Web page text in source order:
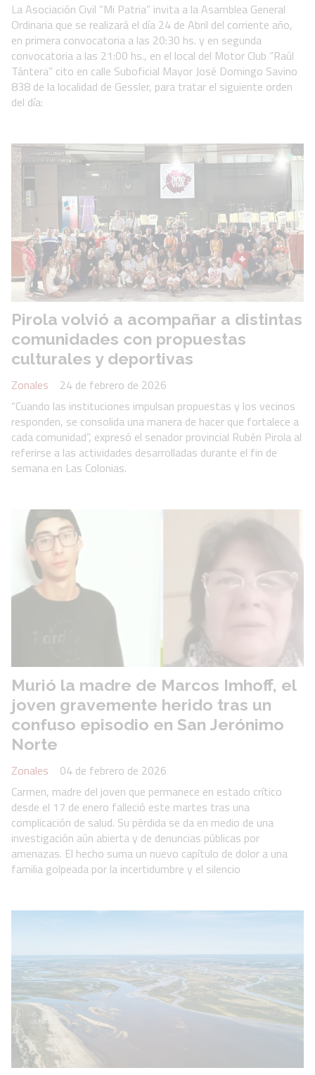
La Asociación Civil “Mi Patria” invita a la Asamblea General
Ordinaria que se realizará el día 24 de Abril del corriente año,
en primera convocatoria a las 20:30 hs. y en segunda
convocatoria a las 21:00 hs., en el local del Motor Club “Raúl
Tántera” cito en calle Suboficial Mayor José Domingo Savino
838 de la localidad de Gessler, para tratar el siguiente orden
del día:
Pirola volvió a acompañar a distintas
comunidades con propuestas
culturales y deportivas
Zonales
24 de febrero de 2026
“Cuando las instituciones impulsan propuestas y los vecinos
responden, se consolida una manera de hacer que fortalece a
cada comunidad”, expresó el senador provincial Rubén Pirola al
referirse a las actividades desarrolladas durante el fin de
semana en Las Colonias.
Murió la madre de Marcos Imhoff, el
joven gravemente herido tras un
confuso episodio en San Jerónimo
Norte
Zonales
04 de febrero de 2026
Carmen, madre del joven que permanece en estado crítico
desde el 17 de enero falleció este martes tras una
complicación de salud. Su pérdida se da en medio de una
investigación aún abierta y de denuncias públicas por
amenazas. El hecho suma un nuevo capítulo de dolor a una
familia golpeada por la incertidumbre y el silencio